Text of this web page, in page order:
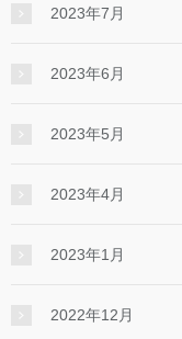
2023年7月
2023年6月
2023年5月
2023年4月
2023年1月
2022年12月